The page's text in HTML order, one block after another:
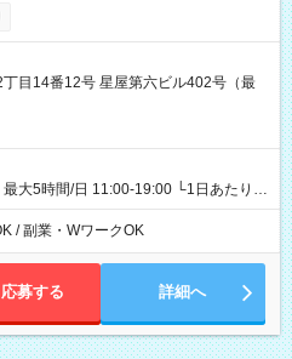
す。
目14番12号 星屋第六ビル402号（最
大5時間/日 11:00-19:00 └1日あたりの
の時間帯内であれば、いつでも勤務可
、お好きな曜日でご勤務いただけま
自由な働き方が可能なお仕事です！
/ 副業・WワークOK
応募する 詳細へ